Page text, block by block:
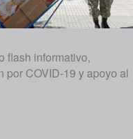
flash informativo,
por COVID-19 y apoyo al